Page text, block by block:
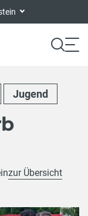
Jugend
zur Übersicht